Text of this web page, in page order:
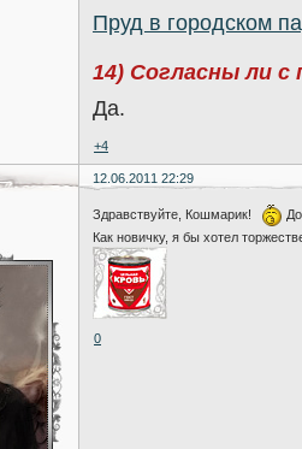
Пруд в городском
14) Согласны ли с
Да.
+4
12.06.2011 22:29
Здравствуйте, Кошмарик!
Как новичку, я бы хотел
0